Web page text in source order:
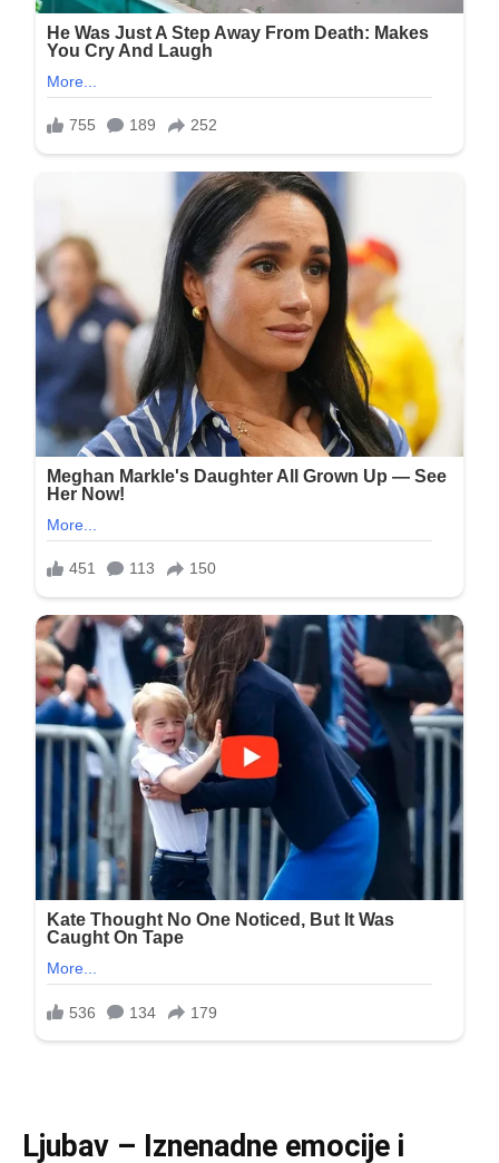
Ljubav – Iznenadne emocije i